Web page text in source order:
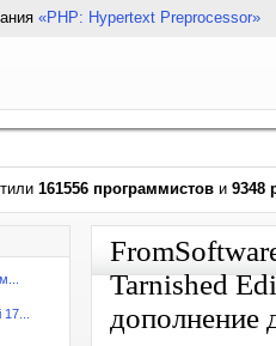
«PHP: Hypertext Preprocessor»
161556 программистов и 9348
Tarnished
дополнение